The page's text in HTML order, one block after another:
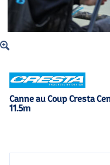
Canne au Coup Cresta
11.5m